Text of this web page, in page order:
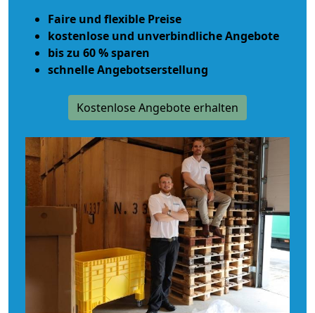
Faire und flexible Preise
kostenlose und unverbindliche Angebote
bis zu 60 % sparen
schnelle Angebotserstellung
Kostenlose Angebote erhalten